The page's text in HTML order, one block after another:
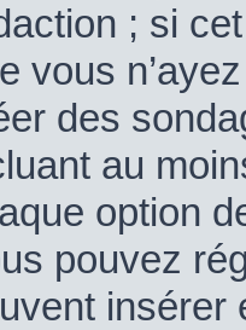
; si
vous
des
au
option
pouvez
insérer